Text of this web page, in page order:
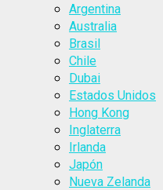
Argentina
Australia
Brasil
Chile
Dubai
Estados Unidos
Hong Kong
Inglaterra
Irlanda
Japón
Nueva Zelanda